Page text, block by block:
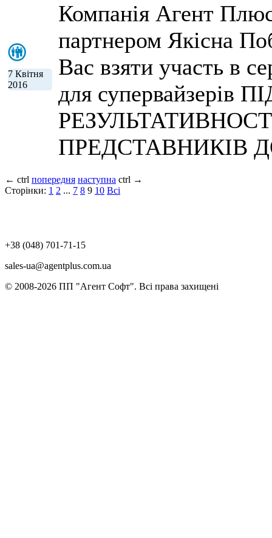
7 Квітня
2016
Компанія Агент
партнером Якісна
Вас взяти участь в
для
ПРЕДСТАВНИКІВ
← ctrl попередня наступна ctrl →
Сторінки: 1 2 ... 7 8 9 10 Всi
+38 (048) 701-71-15
sales-ua@agentplus.com.ua
© 2008-2026 ПП "Агент Софт". Всi права захищенi